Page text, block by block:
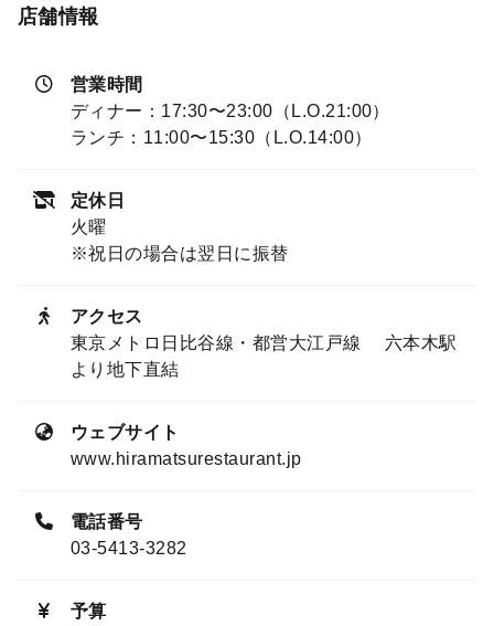
店舗情報
営業時間
ディナー：17:30〜23:00（L.O.21:00）
ランチ：11:00〜15:30（L.O.14:00）
定休日
火曜
※祝日の場合は翌日に振替
アクセス
東京メトロ日比谷線・都営大江戸線 六本木駅
より地下直結
ウェブサイト
www.hiramatsurestaurant.jp
電話番号
03-5413-3282
予算